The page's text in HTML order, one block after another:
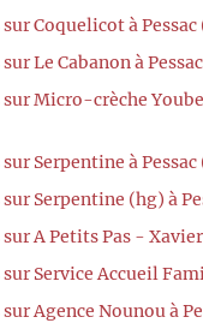
Coquelicot à Pessac
Le Cabanon à
Micro-crèche
Serpentine à Pessac
Serpentine (hg) à
A Petits Pas -
Service Accueil
Agence Nounou à